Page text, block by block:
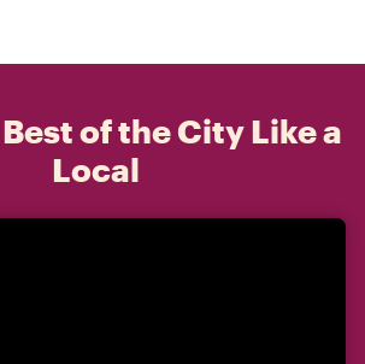
of the City Like a
Local